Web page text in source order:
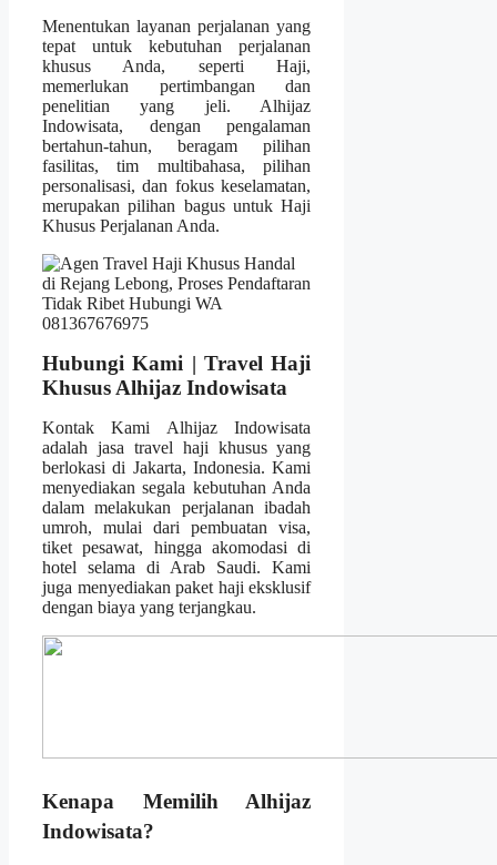
Menentukan layanan perjalanan yang
tepat untuk kebutuhan perjalanan
khusus Anda, seperti Haji,
memerlukan pertimbangan dan
penelitian yang jeli. Alhijaz
Indowisata, dengan pengalaman
bertahun-tahun, beragam pilihan
fasilitas, tim multibahasa, pilihan
personalisasi, dan fokus keselamatan,
merupakan pilihan bagus untuk Haji
Khusus Perjalanan Anda.
Hubungi Kami | Travel Haji
Khusus Alhijaz Indowisata
Kontak Kami Alhijaz Indowisata
adalah jasa travel haji khusus yang
berlokasi di Jakarta, Indonesia. Kami
menyediakan segala kebutuhan Anda
dalam melakukan perjalanan ibadah
umroh, mulai dari pembuatan visa,
tiket pesawat, hingga akomodasi di
hotel selama di Arab Saudi. Kami
juga menyediakan paket haji eksklusif
dengan biaya yang terjangkau.
Kenapa Memilih Alhijaz
Indowisata?